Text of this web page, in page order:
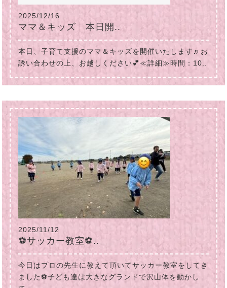
2025/12/16
ママ＆キッズ 本日開..
本日、子育て支援のママ＆キッズを開催いたします♬お
誘い合わせの上、お越しください💕≪詳細≫時間：10..
2025/11/12
⚽サッカー教室⚽..
今日はプロの先生に教えて頂いてサッカー教室をしてき
ました⚽子ども達は大きなグランドで沢山体を動かし